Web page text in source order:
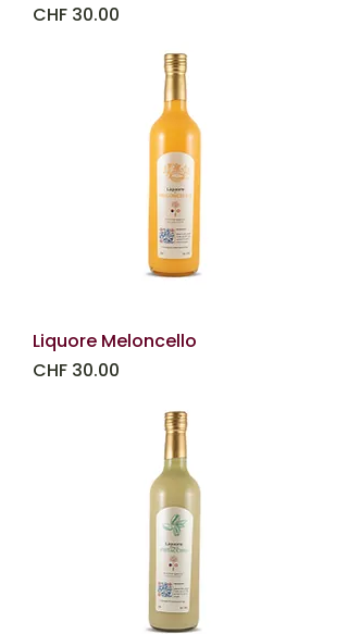
Prezzo
CHF 30.00
Liquore Meloncello
Prezzo
CHF 30.00